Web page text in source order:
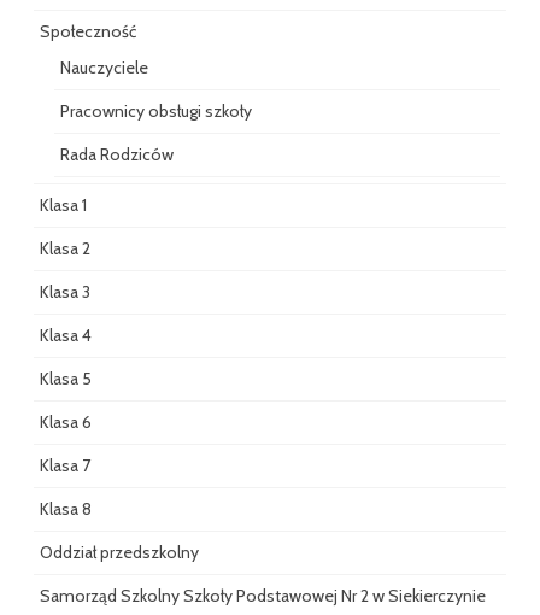
Społeczność
Nauczyciele
Pracownicy obsługi szkoły
Rada Rodziców
Klasa 1
Klasa 2
Klasa 3
Klasa 4
Klasa 5
Klasa 6
Klasa 7
Klasa 8
Oddział przedszkolny
Samorząd Szkolny Szkoły Podstawowej Nr 2 w Siekierczynie